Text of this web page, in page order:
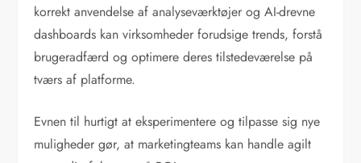
korrekt anvendelse af analyseværktøjer og AI-drevne
dashboards kan virksomheder forudsige trends, forstå
brugeradfærd og optimere deres tilstedeværelse på
tværs af platforme.
Evnen til hurtigt at eksperimentere og tilpasse sig nye
muligheder gør, at marketingteams kan handle agilt